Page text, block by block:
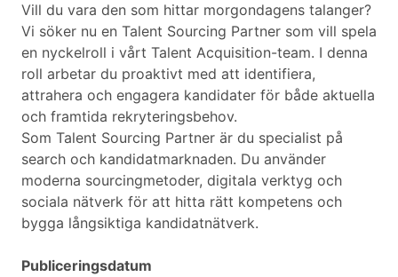
Vill du vara den som hittar morgondagens talanger?
Vi söker nu en Talent Sourcing Partner som vill spela
en nyckelroll i vårt Talent Acquisition-team. I denna
roll arbetar du proaktivt med att identifiera,
attrahera och engagera kandidater för både aktuella
och framtida rekryteringsbehov.
Som Talent Sourcing Partner är du specialist på
search och kandidatmarknaden. Du använder
moderna sourcingmetoder, digitala verktyg och
sociala nätverk för att hitta rätt kompetens och
bygga långsiktiga kandidatnätverk.
Publiceringsdatum